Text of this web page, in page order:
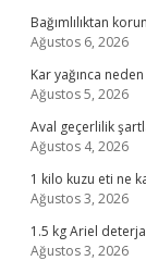
Bağımlılıktan
Ağustos 6, 2026
Kar yağınca
Ağustos 5, 2026
Aval geçerlilik
Ağustos 4, 2026
1 kilo kuzu eti ne
Ağustos 3, 2026
1.5 kg Ariel
Ağustos 3, 2026